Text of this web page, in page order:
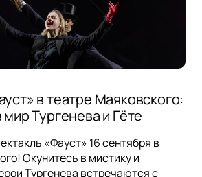
в театре Маяковского:
мир Тургенева и Гёте
«Фауст» 16 сентября в
Окунитесь в мистику и
Тургенева встречаются с